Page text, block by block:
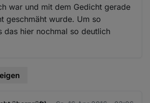
war und mit dem Gedicht gerade
geschmäht wurde. Um so
das hier nochmal so deutlich